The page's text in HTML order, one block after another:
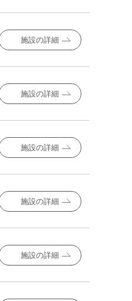
施設の詳細
施設の詳細
施設の詳細
施設の詳細
施設の詳細